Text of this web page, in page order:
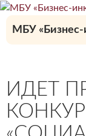
Перейти
содержимому
МБУ «Бизнес-
ИДЕТ